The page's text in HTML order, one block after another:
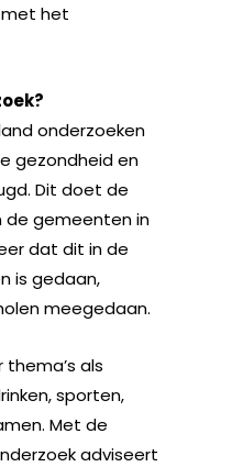
het
onderzoeken
gezondheid en
Dit doet de
de gemeenten in
dat dit in de
is gedaan,
meegedaan.
als
sporten,
Met de
adviseert